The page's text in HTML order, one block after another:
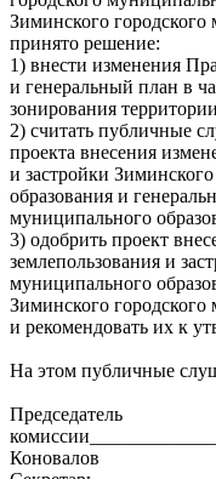
Зиминского
принято решение:
1) внести изменения
и генеральный план в
зонирования
2) считать публичные
проекта внесения
и застройки
образования и
муниципального
3) одобрить проект
землепользования и
муниципального
Зиминского
и рекомендовать их к
На этом публичные
Председатель
Коновалов